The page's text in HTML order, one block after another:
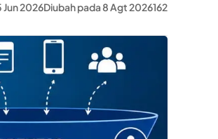
Jun 2026Diubah pada 8 Agt 2026162